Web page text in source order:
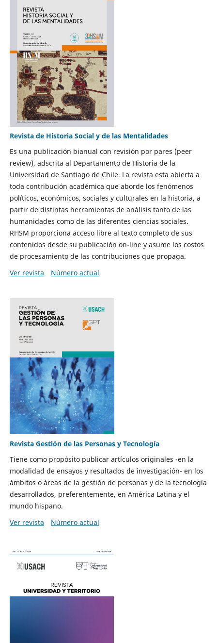
Revista de Historia Social y de las Mentalidades
Es una publicación bianual con revisión por pares (peer
review), adscrita al Departamento de Historia de la
Universidad de Santiago de Chile. La revista esta abierta a
toda contribución académica que aborde los fenómenos
políticos, económicos, sociales y culturales en la historia, a
partir de distintas herramientas de análisis tanto de las
humanidades como de las diferentes ciencias sociales.
RHSM proporciona acceso libre al texto completo de sus
contenidos desde su publicación on-line y asume los costos
de procesamiento de las contribuciones que propaga.
Ver revista
Número actual
Revista Gestión de las Personas y Tecnología
Tiene como propósito publicar artículos originales -en la
modalidad de ensayos y resultados de investigación- en los
ámbitos o áreas de la gestión de personas y de la tecnología
desarrollados, preferentemente, en América Latina y el
mundo hispano.
Ver revista
Número actual